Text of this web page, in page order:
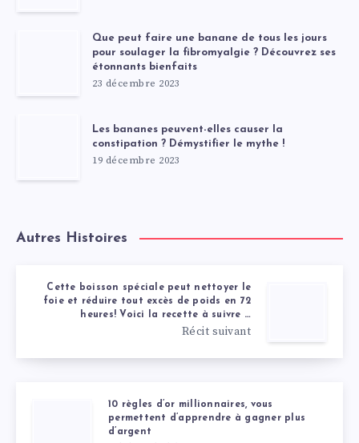
Que peut faire une banane de tous les jours
pour soulager la fibromyalgie ? Découvrez ses
étonnants bienfaits
23 décembre 2023
Les bananes peuvent-elles causer la
constipation ? Démystifier le mythe !
19 décembre 2023
Autres Histoires
Cette boisson spéciale peut nettoyer le
foie et réduire tout excès de poids en 72
heures! Voici la recette à suivre …
Récit suivant
10 règles d’or millionnaires, vous
permettent d’apprendre à gagner plus
d’argent